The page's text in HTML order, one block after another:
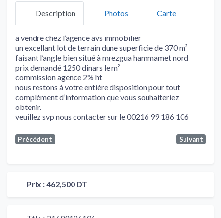
Description Photos Carte
a vendre chez l’agence avs immobilier
un excellant lot de terrain dune superficie de 370 m²
faisant l’angle bien situé à mrezgua hammamet nord
prix demandé 1250 dinars le m²
commission agence 2% ht
nous restons à votre entière disposition pour tout
complément d’information que vous souhaiteriez
obtenir.
veuillez svp nous contacter sur le 00216 99 186 106
Précédent Suivant
Prix :462,500 DT